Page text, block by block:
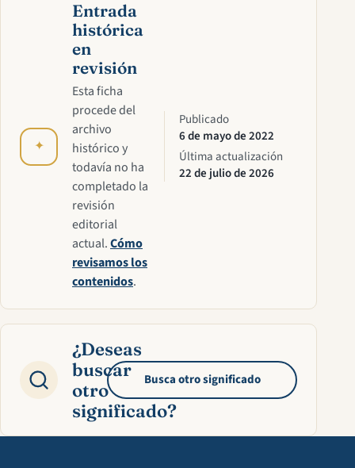
✦
Entrada
histórica
en
revisión
Esta ficha
procede del
archivo
histórico y
todavía no ha
completado la
revisión
editorial
actual.Cómo
revisamos los
contenidos.
Publicado
6 de mayo de 2022
Última actualización
22 de julio de 2026
¿Deseas
buscar
otro
significado?
Busca otro significado